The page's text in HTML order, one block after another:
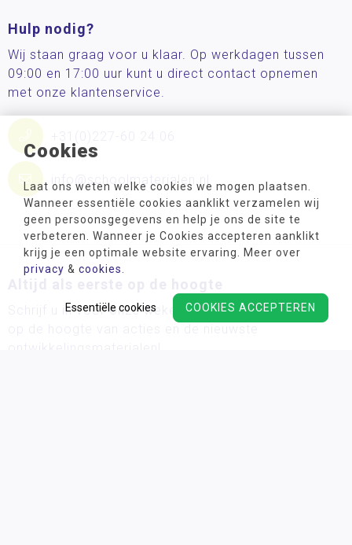
Cookies
Laat ons weten welke cookies we mogen plaatsen.
Wanneer essentiële cookies aanklikt verzamelen wij
geen persoonsgegevens en help je ons de site te
verbeteren. Wanneer je Cookies accepteren aanklikt
krijg je een optimale website ervaring. Meer over
privacy & cookies
COOKIES ACCEPTEREN
Essentiële cookies
Hulp nodig?
Wij staan graag voor u klaar. Op werkdagen tussen
09:00 en 17:00 uur kunt u direct contact opnemen
met onze klantenservice.
info@schoolmaterialen.nl
Schrijf u in voor onze wekelijkse nieuwsbrief en blijf